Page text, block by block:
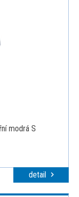
modrá S
detail